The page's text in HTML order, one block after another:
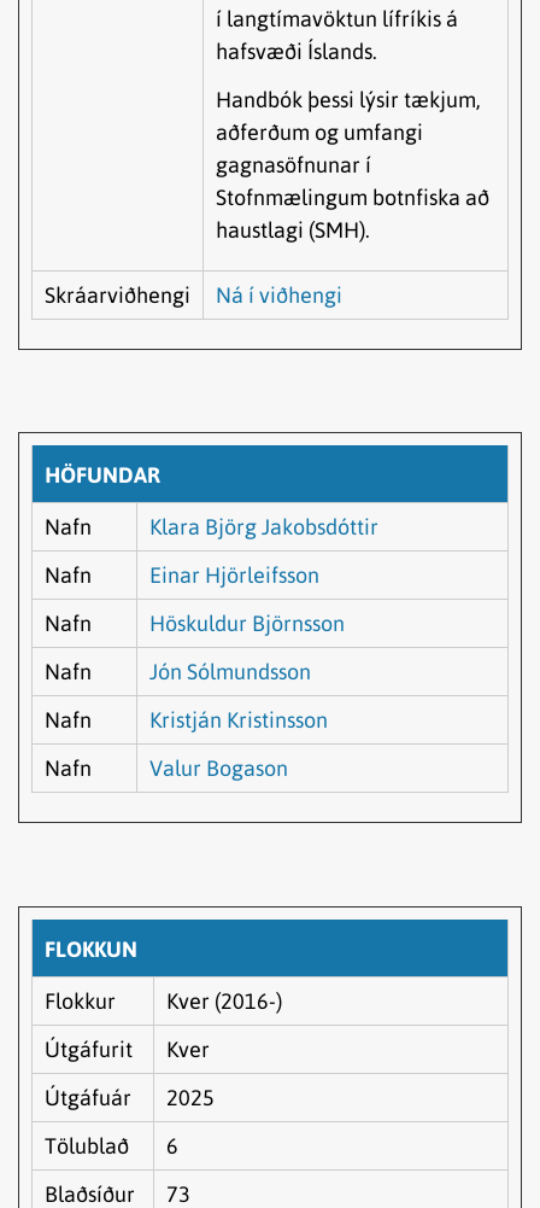
í langtímavöktun lífríkis á
hafsvæði Íslands.
Handbók þessi lýsir tækjum,
aðferðum og umfangi
gagnasöfnunar í
Stofnmælingum botnfiska að
haustlagi (SMH).
Skráarviðhengi Ná í viðhengi
HÖFUNDAR
Nafn
Klara Björg Jakobsdóttir
Nafn
Einar Hjörleifsson
Nafn
Höskuldur Björnsson
Nafn
Jón Sólmundsson
Nafn
Kristján Kristinsson
Nafn
Valur Bogason
FLOKKUN
Flokkur
Kver (2016-)
Útgáfurit
Kver
Útgáfuár
2025
Tölublað
6
Blaðsíður
73